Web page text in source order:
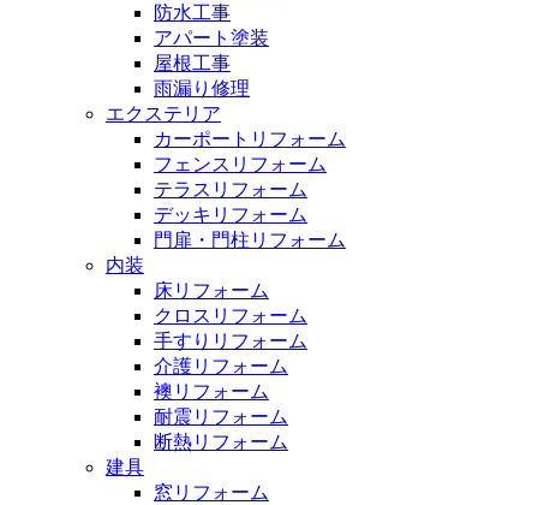
防水工事
アパート塗装
屋根工事
雨漏り修理
エクステリア
カーポートリフォーム
フェンスリフォーム
テラスリフォーム
デッキリフォーム
門扉・門柱リフォーム
内装
床リフォーム
クロスリフォーム
手すりリフォーム
介護リフォーム
襖リフォーム
耐震リフォーム
断熱リフォーム
建具
窓リフォーム